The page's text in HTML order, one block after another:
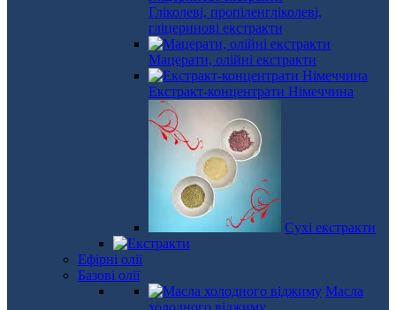
Гліколеві, пропіленгліколеві,
гліцеринові екстракти
Мацерати, олійні екстракти
Екстракт-концентрати Німеччина
Сухі екстракти
Ефірні олії
Базові олії
Масла
холодного віджиму